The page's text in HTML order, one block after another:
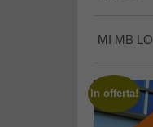
MI MB LO
In offerta!